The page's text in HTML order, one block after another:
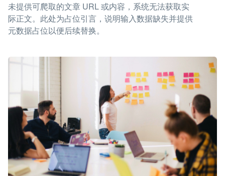
未提供可爬取的文章 URL 或内容，系统无法获取实
际正文。此处为占位引言，说明输入数据缺失并提供
元数据占位以便后续替换。